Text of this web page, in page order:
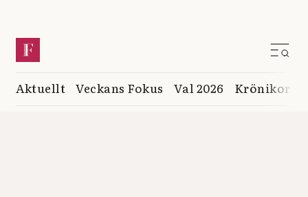
Aktuellt Veckans Fokus Val 2026 Krönikor